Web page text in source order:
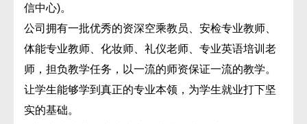
信中心)。
公司拥有一批优秀的资深空乘教员、安检专业教师、
体能专业教师、化妆师、礼仪老师、专业英语培训老
师，担负教学任务，以一流的师资保证一流的教学。
让学生能够学到真正的专业本领，为学生就业打下坚
实的基础。